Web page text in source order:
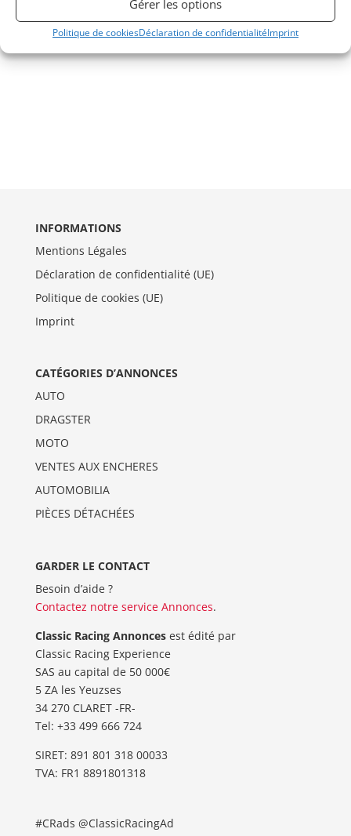
Gérer les options
Politique de cookiesDéclaration de confidentialitéImprint
INFORMATIONS
Mentions Légales
Déclaration de confidentialité (UE)
Politique de cookies (UE)
Imprint
CATÉGORIES D’ANNONCES
AUTO
DRAGSTER
MOTO
VENTES AUX ENCHERES
AUTOMOBILIA
PIÈCES DÉTACHÉES
GARDER LE CONTACT
Besoin d’aide ?
Contactez notre service Annonces.
Classic Racing Annoncesest édité par
Classic Racing Experience
SAS au capital de 50 000€
5 ZA les Yeuzses
34 270 CLARET -FR-
Tel: ‭+33 499 666 724‬
SIRET: 891 801 318 00033
TVA: FR1 8891801318
#CRads @ClassicRacingAd